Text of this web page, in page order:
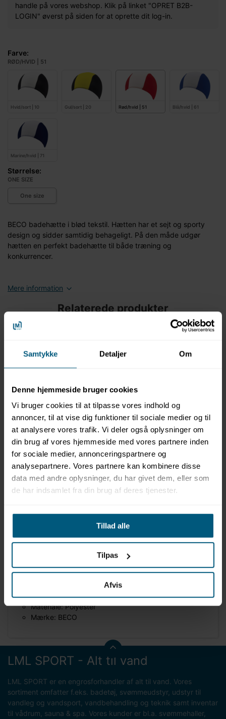
Samtykke Detaljer Om
Denne hjemmeside bruger cookies
Vi bruger cookies til at tilpasse vores indhold og
annoncer, til at vise dig funktioner til sociale medier og til
at analysere vores trafik. Vi deler også oplysninger om
din brug af vores hjemmeside med vores partnere inden
for sociale medier, annonceringspartnere og
analysepartnere. Vores partnere kan kombinere disse
data med andre oplysninger, du har givet dem, eller som
de har indsamlet fra din brug af deres tjenester.
Tillad alle
Tilpas
Afvis
handle på vores webshop. Klik på linket "OPRET B2B-
LOGIN" øverst på siden for at oprette dit log-in.
Farve:
RØD/HVID | 51
Hvid/sort | 10 Gul/sort | 20 Rød/hvid | 51 Blå/hvid | 61
Marine/hvid | 71
Størrelse:
ONE SIZE
One size
BECO badehætte i blød tekstil. Hætten har et sejt og sporty
design og sidder samtidig behageligt. På den måde udgør
hætten en perfekt badehætte til både træning og
konkurrencer.
Mere information
Relaterede produkter
Badehætte til børn |
Silikone | Ensfarvet |
BECO
02047345
Badehætte til børn |
Latex | Ensfarvet | BECO
Materiale: Polyester
Mærke: BECO
LML SPORT - Alt til vand
LML SPORT er en engrosforhandler af alt til vand. Vores
sortiment omfatter f.eks. badetøj, svømmeudstyr, udstyr til
vandleg og vandsport, vandbehandling og teknik samt inventar
til vådrum, sauna & spa. Vores kunder er bl.a. svømmehaller,